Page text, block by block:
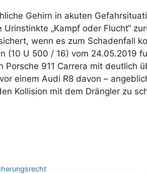
Gehirn in akuten
„Kampf oder Flucht“
wenn es zum Schadenfall
(10 U 500 / 16) vom 24.05.2019
Porsche 911 Carrera mit deutlich
einem Audi R8 davon –
Kollision mit dem Drängler zu